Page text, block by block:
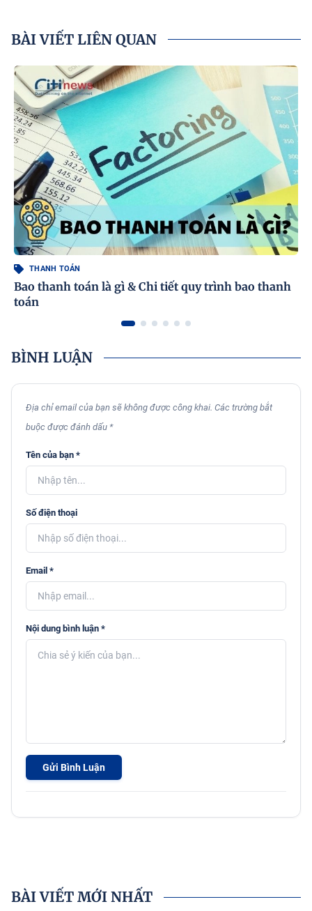
BÀI VIẾT LIÊN QUAN
THANH TOÁN
Bao thanh toán là gì & Chi tiết quy trình bao thanh
toán
BÌNH LUẬN
Địa chỉ email của bạn sẽ không được công khai. Các trường bắt
buộc được đánh dấu *
Tên của bạn *
Số điện thoại
Email *
Nội dung bình luận *
Gửi Bình Luận
BÀI VIẾT MỚI NHẤT